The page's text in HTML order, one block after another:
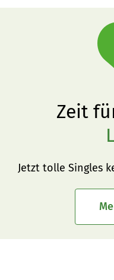
Zeit
Jetzt tolle Singles